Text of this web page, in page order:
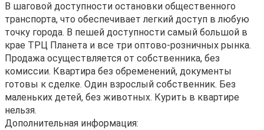
В шаговой доступности остановки общественного
транспорта, что обеспечивает легкий доступ в любую
точку города. В пешей доступности самый большой в
крае ТРЦ Планета и все три оптово-розничных рынка.
Продажа осуществляется от собственника, без
комиссии. Квартира без обременений, документы
готовы к сделке. Один взрослый собственник. Без
маленьких детей, без животных. Курить в квартире
нельзя.
Дополнительная информация: